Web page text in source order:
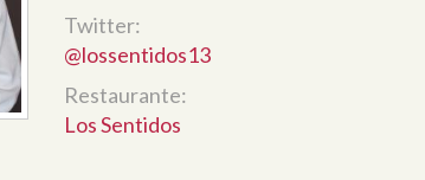
Twitter:
@lossentidos13
Restaurante:
Los Sentidos